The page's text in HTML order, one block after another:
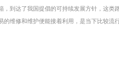
，到达了我国提倡的可持续发展方针，这类
的维修和维护便能接着利用，是当下比较流